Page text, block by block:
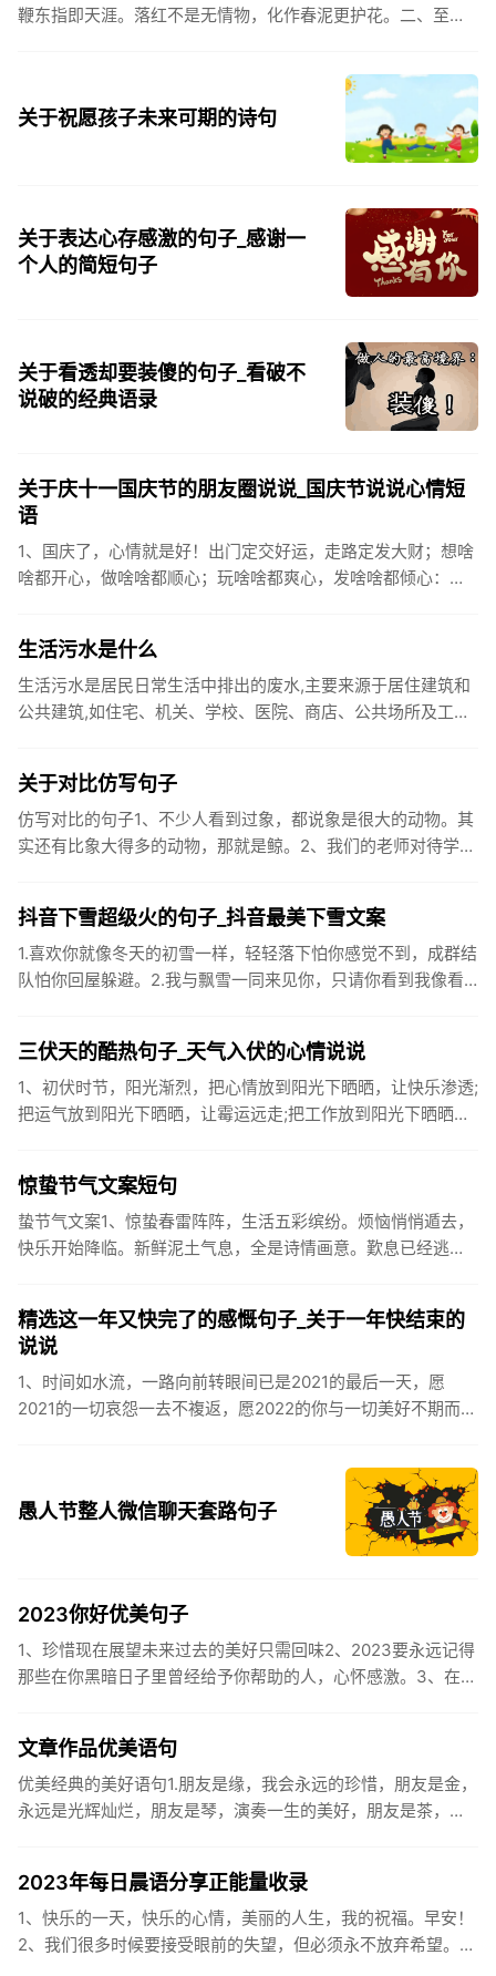
鞭东指即天涯。落红不是无情物，化作春泥更护花。二、至今
关于祝愿孩子未来可期的诗句
关于表达心存感激的句子_感谢一
个人的简短句子
关于看透却要装傻的句子_看破不
说破的经典语录
关于庆十一国庆节的朋友圈说说_国庆节说说心情短
语
1、国庆了，心情就是好！出门定交好运，走路定发大财；想啥
啥都开心，做啥啥都顺心；玩啥啥都爽心，发啥啥都倾心：祝
生活污水是什么
生活污水是居民日常生活中排出的废水,主要来源于居住建筑和
公共建筑,如住宅、机关、学校、医院、商店、公共场所及工业
关于对比仿写句子
仿写对比的句子1、不少人看到过象，都说象是很大的动物。其
实还有比象大得多的动物，那就是鲸。2、我们的老师对待学生
抖音下雪超级火的句子_抖音最美下雪文案
1.喜欢你就像冬天的初雪一样，轻轻落下怕你感觉不到，成群结
队怕你回屋躲避。2.我与飘雪一同来见你，只请你看到我像看
三伏天的酷热句子_天气入伏的心情说说
1、初伏时节，阳光渐烈，把心情放到阳光下晒晒，让快乐渗透;
把运气放到阳光下晒晒，让霉运远走;把工作放到阳光下晒晒，
惊蛰节气文案短句
蛰节气文案1、惊蛰春雷阵阵，生活五彩缤纷。烦恼悄悄遁去，
快乐开始降临。新鲜泥土气息，全是诗情画意。歎息已经逃
精选这一年又快完了的感慨句子_关于一年快结束的
说说
1、时间如水流，一路向前转眼间已是2021的最后一天，愿
2021的一切哀怨一去不複返，愿2022的你与一切美好不期而
愚人节整人微信聊天套路句子
2023你好优美句子
1、珍惜现在展望未来过去的美好只需回味2、2023要永远记得
那些在你黑暗日子里曾经给予你帮助的人，心怀感激。3、在苦
文章作品优美语句
优美经典的美好语句1.朋友是缘，我会永远的珍惜，朋友是金，
永远是光辉灿烂，朋友是琴，演奏一生的美好，朋友是茶，品
2023年每日晨语分享正能量收录
1、快乐的一天，快乐的心情，美丽的人生，我的祝福。早安！
2、我们很多时候要接受眼前的失望，但必须永不放弃希望。早